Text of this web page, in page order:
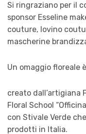
Si ringraziano per il
sponsor Esseline
couture, Iovino
mascherine
Un omaggio floreale
creato dall’artigiana
Floral School
con Stivale Verde
prodotti in Italia.